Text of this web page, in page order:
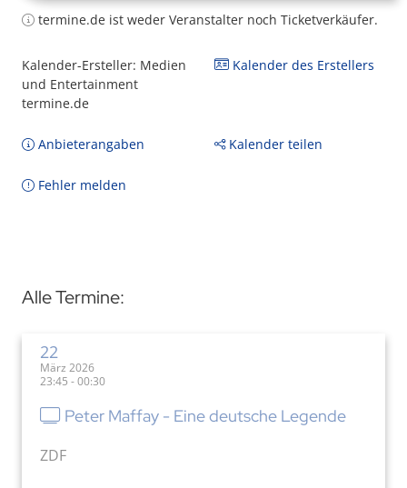
termine.de ist weder Veranstalter noch Ticketverkäufer.
Kalender-Ersteller: Medien
und Entertainment
termine.de
Kalender des Erstellers
Anbieterangaben Kalender teilen
Fehler melden
Alle Termine:
22
März 2026
23:45 - 00:30
Peter Maffay - Eine deutsche Legende
ZDF